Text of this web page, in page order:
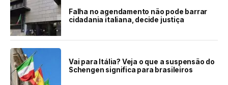
Falha no agendamento não pode barrar
cidadania italiana, decide justiça
Vai para Itália? Veja o que a suspensão do
Schengen significa para brasileiros